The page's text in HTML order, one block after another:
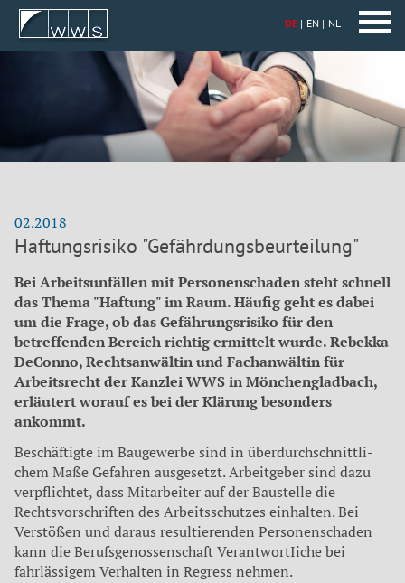
DE EN NL
02.2018
Haftungsrisiko "Gefährdungsbeurteilung"
Bei Arbeitsunfällen mit Personenschaden steht schnell
das Thema "Haftung" im Raum. Häufig geht es dabei
um die Frage, ob das Gefährungsrisiko für den
betreffenden Bereich richtig ermittelt wurde. Rebekka
DeConno, Rechtsanwältin und Fachanwältin für
Arbeitsrecht der Kanzlei WWS in Mönchengladbach,
erläutert worauf es bei der Klärung besonders
ankommt.
Beschäftigte im Baugewerbe sind in überdurchschnittli­
chem Maße Gefahren ausge­setzt. Arbeitgeber sind dazu
ver­pflichtet, dass Mitarbeiter auf der Baustelle die
Rechtsvorschriften des Arbeitsschutzes einhalten. Bei
Verstößen und daraus re­sultierenden Personenschaden
kann die Berufsgenossenschaft VerantwortIiche bei
fahrlässigem Verhalten in Regress nehmen.